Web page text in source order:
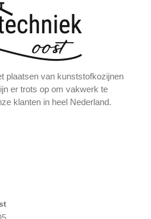
plaatsen van kunststofkozijnen
er trots op om vakwerk te
klanten in heel Nederland.